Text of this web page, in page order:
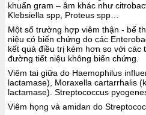
khuẩn gram – âm khác như
Klebsiella spp, Proteus spp…
Một số trường hợp viêm thận - bể
niệu có biến chứng do các
kết quả điều trị kém hơn so với các
đường tiết niệu không biến chứng.
Viêm tai giữa do Haemophilus
lactamase), Moraxella cartarrhalis
lactamase). Streptococcus
Viêm họng và amidan do